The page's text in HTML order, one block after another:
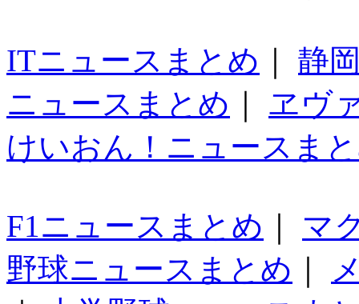
ITニュースまとめ
静
ニュースまとめ
ヱヴ
けいおん！ニュースま
F1ニュースまとめ
マ
野球ニュースまとめ